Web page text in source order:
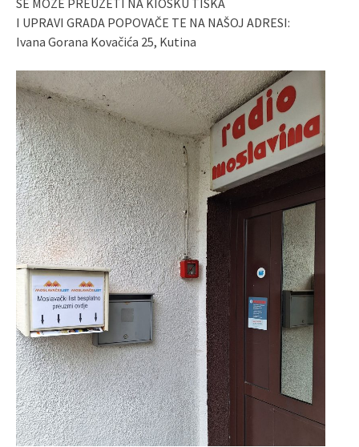
I UPRAVI GRADA POPOVAČE TE NA NAŠOJ ADRESI:
Ivana Gorana Kovačića 25, Kutina